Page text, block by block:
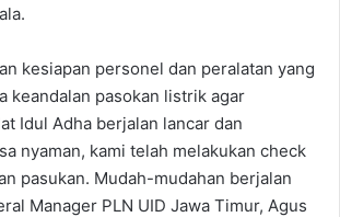
kesiapan personel dan peralatan yang
keandalan pasokan listrik agar
Idul Adha berjalan lancar dan
nyaman, kami telah melakukan check
pasukan. Mudah-mudahan berjalan
Manager PLN UID Jawa Timur, Agus